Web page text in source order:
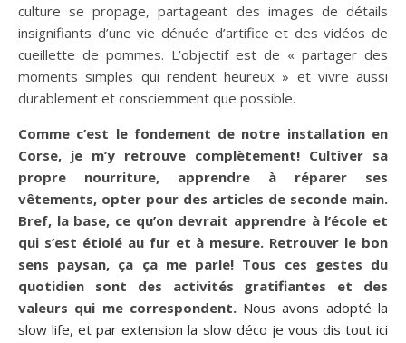
culture se propage, partageant des images de détails
insignifiants d’une vie dénuée d’artifice et des vidéos de
cueillette de pommes. L’objectif est de « partager des
moments simples qui rendent heureux » et vivre aussi
durablement et consciemment que possible.
Comme c’est le fondement de notre installation en
Corse, je m’y retrouve complètement! Cultiver sa
propre nourriture, apprendre à réparer ses
vêtements, opter pour des articles de seconde main.
Bref, la base, ce qu’on devrait apprendre à l’école et
qui s’est étiolé au fur et à mesure. Retrouver le bon
sens paysan, ça ça me parle! Tous ces gestes du
quotidien sont des activités gratifiantes et des
valeurs qui me correspondent. Nous avons adopté la
slow life, et par extension la slow déco je vous dis tout ici